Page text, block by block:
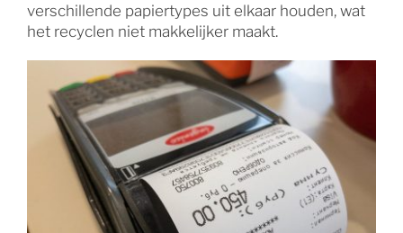
verschillende papiertypes uit elkaar houden, wat
het recyclen niet makkelijker maakt.